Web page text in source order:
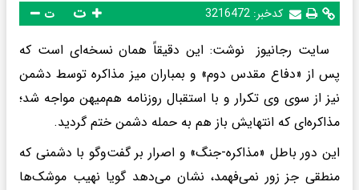
کدخبر: 3216472 ت
سایت رجانیوز نوشت: این دقیقاً همان نسخه‌ای است که
پس از «دفاع مقدس دوم» و بمباران میز مذاکره توسط دشمن
نیز از سوی وی تکرار و با استقبال روزنامه هم‌میهن مواجه شد؛
مذاکره‌ای که انتهایش باز هم به حمله دشمن ختم گردید.
این دور باطل «مذاکره-جنگ» و اصرار بر گفت‌وگو با دشمنی که
منطقی جز زور نمی‌فهمد، نشان می‌دهد گویا نهیب موشک‌ها